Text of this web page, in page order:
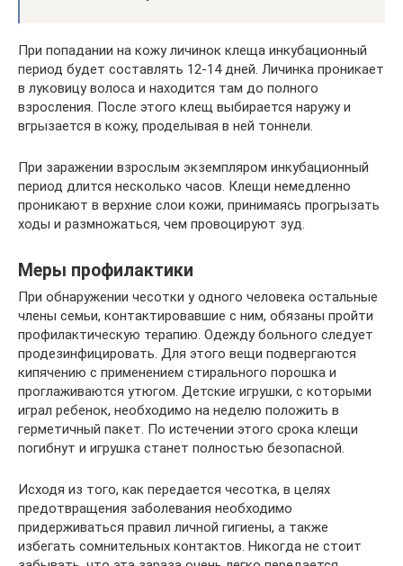
При попадании на кожу личинок клеща инкубационный
период будет составлять 12-14 дней. Личинка проникает
в луковицу волоса и находится там до полного
взросления. После этого клещ выбирается наружу и
вгрызается в кожу, проделывая в ней тоннели.
При заражении взрослым экземпляром инкубационный
период длится несколько часов. Клещи немедленно
проникают в верхние слои кожи, принимаясь прогрызать
ходы и размножаться, чем провоцируют зуд.
Меры профилактики
При обнаружении чесотки у одного человека остальные
члены семьи, контактировавшие с ним, обязаны пройти
профилактическую терапию. Одежду больного следует
продезинфицировать. Для этого вещи подвергаются
кипячению с применением стирального порошка и
проглаживаются утюгом. Детские игрушки, с которыми
играл ребенок, необходимо на неделю положить в
герметичный пакет. По истечении этого срока клещи
погибнут и игрушка станет полностью безопасной.
Исходя из того, как передается чесотка, в целях
предотвращения заболевания необходимо
придерживаться правил личной гигиены, а также
избегать сомнительных контактов. Никогда не стоит